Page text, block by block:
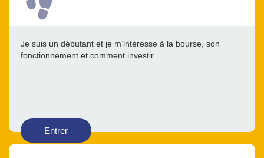
Je suis un débutant et je m’intéresse à la bourse, son
fonctionnement et comment investir.
Entrer